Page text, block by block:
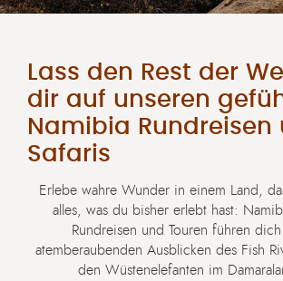
Lass den Rest der
dir auf unseren
Namibia Rundreisen
Safaris
Erlebe wahre Wunder in einem Land,
alles, was du bisher erlebt hast:
Rundreisen und Touren führen
atemberaubenden Ausblicken des Fish
den Wüstenelefanten im